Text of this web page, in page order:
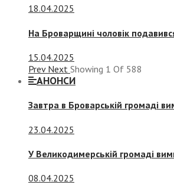
18.04.2025
На Броварщині чоловік
15.04.2025
Prev Next Showing 1 Of 588
АНОНСИ
Завтра в Броварській громаді
23.04.2025
У Великодимерській громаді
08.04.2025